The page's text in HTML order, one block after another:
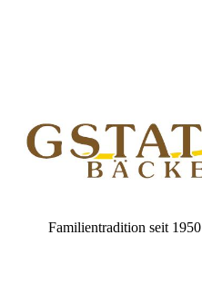
Familientradition seit 1950